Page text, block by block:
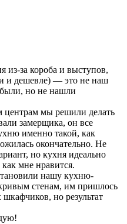
из-за короба и выступов,
и дешевле) — это не наш
но не нашли
центрам мы решили делать
замерщика, он все
именно такой, как
окончательно. Не
но кухня идеально
мне нравится.
нашу кухню-
стенам, им пришлось
но результат